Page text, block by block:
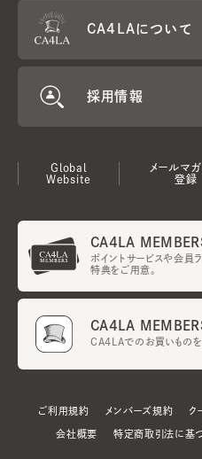
CA4LAについて
採用情報
Global
Website
メールマ
登録
CA4LA
ポイントサービスや会員
特典をご用意。
CA4LA
CA4LAでのお買いものを
ご利用規約 メンバーズ規約 ク
会社概要 特定商取引法に基